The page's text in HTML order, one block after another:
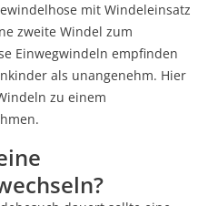
mit Windeleinsatz
zweite Windel zum
Einwegwindeln empfinden
als unangenehm. Hier
zu einem